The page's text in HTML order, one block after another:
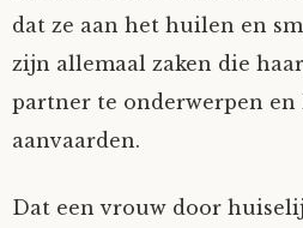
dat ze aan het huilen en
zijn allemaal zaken die
partner te onderwerpen en
aanvaarden.
Dat een vrouw door